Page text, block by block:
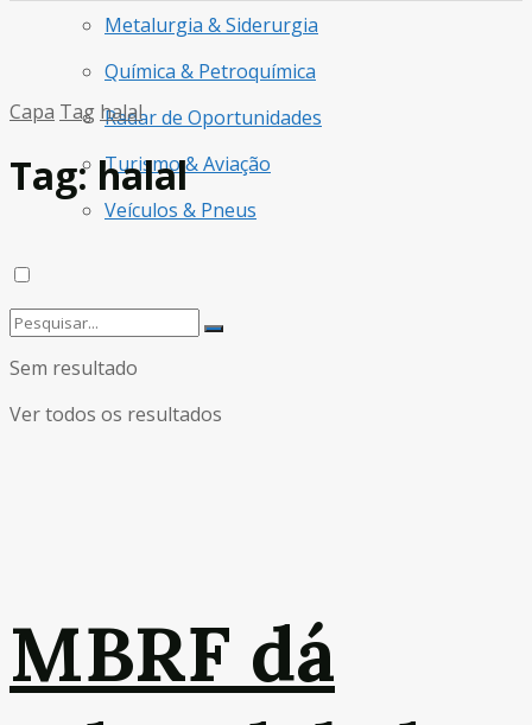
Metalurgia & Siderurgia
Química & Petroquímica
Radar de Oportunidades
Turismo & Aviação
Veículos & Pneus
Sem resultado
Ver todos os resultados
Capa Tag halal
Tag:halal
MBRF dá